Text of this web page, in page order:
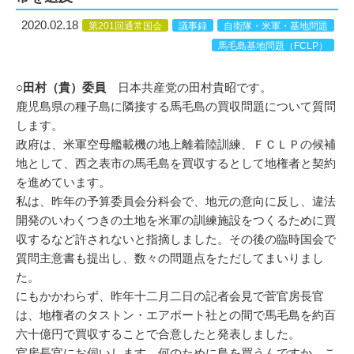
2020.02.18 第201回通常国会 議事録
自衛隊・米軍・基地問題
馬毛島基地問題（FCLP）
○田村（貴）委員 日本共産党の田村貴昭です。
鹿児島県の種子島に隣接する馬毛島の買収問題について質問
します。
政府は、米軍空母艦載機の地上離着陸訓練、ＦＣＬＰの候補
地として、西之表市の馬毛島を買収するとして地権者と契約
を進めています。
私は、昨年の予算委員会分科会で、地元の意向に反し、違法
開発のいわくつきの土地を米軍の訓練施設をつくるために買
収するなど許されないと指摘しました。その後の臨時国会で
質問主意書も提出し、数々の問題点をただしてまいりまし
た。
にもかかわらず、昨年十二月二日の記者会見で菅官房長官
は、地権者のタストン・エアポート社との間で馬毛島を約百
六十億円で買収することで合意したと発表しました。